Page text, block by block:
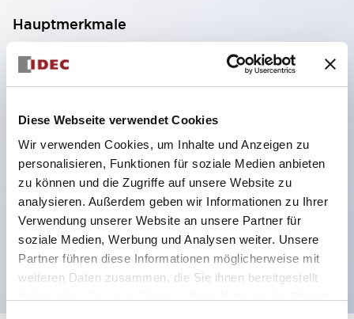
Diese Webseite verwendet Cookies
Wir verwenden Cookies, um Inhalte und Anzeigen zu
personalisieren, Funktionen für soziale Medien anbieten
zu können und die Zugriffe auf unsere Website zu
analysieren. Außerdem geben wir Informationen zu Ihrer
Verwendung unserer Website an unsere Partner für
soziale Medien, Werbung und Analysen weiter. Unsere
Partner führen diese Informationen möglicherweise mit
weiteren Daten zusammen, die Sie ihnen bereitgestellt
Hauptmerkmale
2-Kontakt-Block mit 2 Stufen, ermöglicht eine 4-
Kontakt-Konfiguration (Gewährleistung der
Isolierung zwischen den 2 Kontakten).
59,9 mm (※ 22-stufiger Kontaktblock).
Platzsparendes Design möglich.
Sicherheitsstruktur der 3. Generation: 2-Aktions-
Freisetzung, integrierter Schutz, IP20-
Fingerschutzstruktur